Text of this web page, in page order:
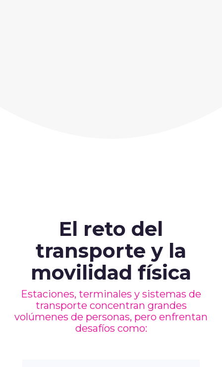
El reto del
transporte y la
movilidad física
Estaciones, terminales y sistemas de
transporte concentran grandes
volúmenes de personas, pero enfrentan
desafíos como: